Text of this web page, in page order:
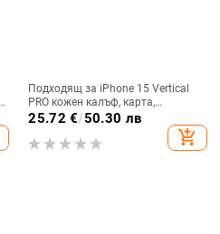
Подходящ за iPhone 15 Vertical
PRO кожен калъф, карта,
оксфордски плат, найлонов плат,
мобилен телефон
25.72 €/50.30 лв
add_shopping_cart